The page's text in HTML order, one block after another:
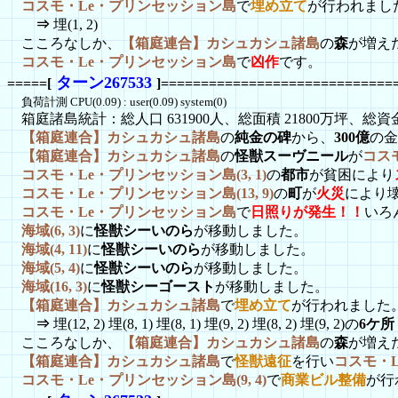
コスモ・Le・プリンセッション島で埋め立てが行われまし
⇒ 埋(1, 2)
こころなしか、【箱庭連合】カシュカシュ諸島の森が増え
コスモ・Le・プリンセッション島で凶作です。
=====[ターン267533
負荷計測 CPU(0.09) : user(0.09) system(0)
箱庭諸島統計：総人口 631900人、総面積 21800万坪、総資
【箱庭連合】カシュカシュ諸島の純金の碑から、 300億の
【箱庭連合】カシュカシュ諸島の怪獣スーヴニールがコス
コスモ・Le・プリンセッション島(3, 1)の都市が貧困により
コスモ・Le・プリンセッション島(13, 9)の町が火災により
コスモ・Le・プリンセッション島で日照りが発生！！ いろ
海域(6, 3)に怪獣シーいのらが移動しました。
海域(4, 11)に怪獣シーいのらが移動しました。
海域(5, 4)に怪獣シーいのらが移動しました。
海域(16, 3)に怪獣シーゴーストが移動しました。
【箱庭連合】カシュカシュ諸島で埋め立てが行われました
⇒ 埋(12, 2) 埋(8, 1) 埋(8, 1) 埋(9, 2) 埋(8, 2) 埋(9, 2)の6ケ所
こころなしか、
【箱庭連合】カシュカシュ諸島の森が増え
【箱庭連合】カシュカシュ諸島で怪獣遠征を行いコスモ・
コスモ・Le・プリンセッション島(9, 4)で商業ビル整備が行